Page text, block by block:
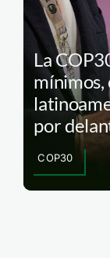
La
mínimos,
por
COP30